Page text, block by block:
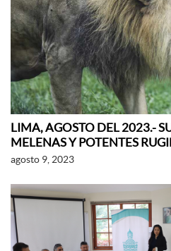
LIMA, AGOSTO DEL 2023.-
MELENAS Y POTENTES
agosto 9, 2023